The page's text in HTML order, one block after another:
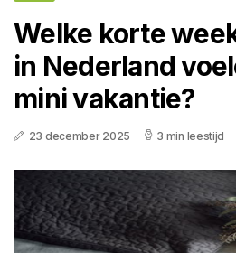
Welke korte
in Nederland
mini vakantie?
23 december 2025 3 min leestijd